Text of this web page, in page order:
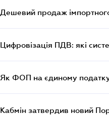
Дешевий продаж
Цифровізація ПДВ: які
Як ФОП на єдиному
Кабмін затвердив новий